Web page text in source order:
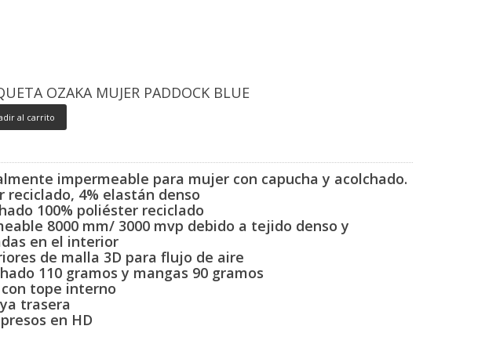
OZAKA MUJER PADDOCK BLUE
al carrito
impermeable para mujer con capucha y acolchado.
reciclado, 4% elastán denso
100% poliéster reciclado
8000 mm/ 3000 mvp debido a tejido denso y
en el interior
de malla 3D para flujo de aire
110 gramos y mangas 90 gramos
con tope interno
trasera
en HD